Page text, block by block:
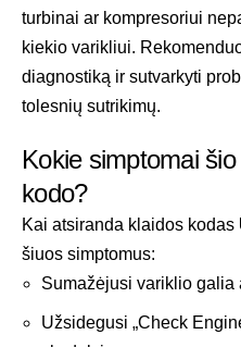
turbinai ar kompresoriui
kiekio varikliui.
diagnostiką ir sutvarkyti
tolesnių sutrikimų.
Kokie simptomai
kodo?
Kai atsiranda klaidos kodas
šiuos simptomus:
Sumažėjusi variklio galia
Užsidegusi „Check